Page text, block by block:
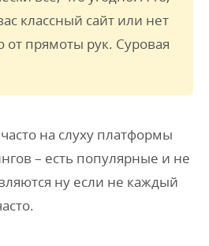
классный сайт или нет
от прямоты рук. Суровая
на слуху платформы
– есть популярные и не
ну если не каждый